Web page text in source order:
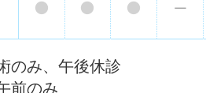
のみ、午後休診
前のみ